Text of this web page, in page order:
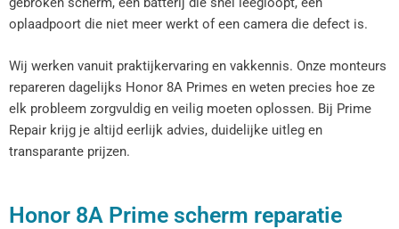
oplaadpoort die niet meer werkt of een camera die defect is.
Wij werken vanuit praktijkervaring en vakkennis. Onze monteurs
repareren dagelijks Honor 8A Primes en weten precies hoe ze
elk probleem zorgvuldig en veilig moeten oplossen. Bij Prime
Repair krijg je altijd eerlijk advies, duidelijke uitleg en
transparante prijzen.
Honor 8A Prime scherm reparatie